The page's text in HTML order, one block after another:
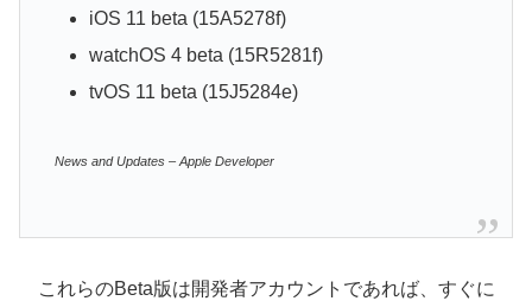
iOS 11 beta (15A5278f)
watchOS 4 beta (15R5281f)
tvOS 11 beta (15J5284e)
News and Updates – Apple Developer
これらのBeta版は開発者アカウントであれば、すぐに